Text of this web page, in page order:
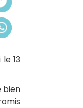
13
bien